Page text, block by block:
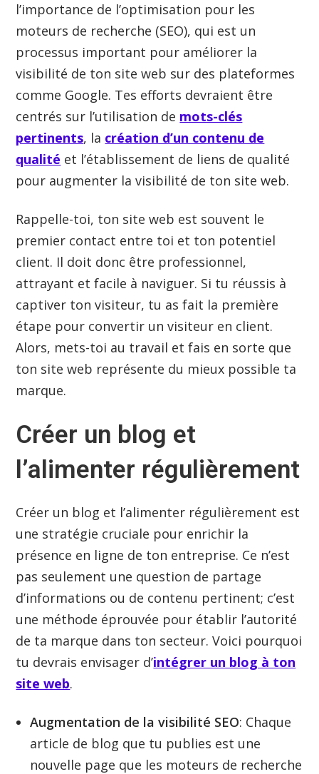
l’importance de l’optimisation pour les
moteurs de recherche (SEO), qui est un
processus important pour améliorer la
visibilité de ton site web sur des plateformes
comme Google. Tes efforts devraient être
centrés sur l’utilisation de mots-clés
pertinents, la création d’un contenu de
qualité et l’établissement de liens de qualité
pour augmenter la visibilité de ton site web.
Rappelle-toi, ton site web est souvent le
premier contact entre toi et ton potentiel
client. Il doit donc être professionnel,
attrayant et facile à naviguer. Si tu réussis à
captiver ton visiteur, tu as fait la première
étape pour convertir un visiteur en client.
Alors, mets-toi au travail et fais en sorte que
ton site web représente du mieux possible ta
marque.
Créer un blog et
l’alimenter régulièrement
Créer un blog et l’alimenter régulièrement est
une stratégie cruciale pour enrichir la
présence en ligne de ton entreprise. Ce n’est
pas seulement une question de partage
d’informations ou de contenu pertinent; c’est
une méthode éprouvée pour établir l’autorité
de ta marque dans ton secteur. Voici pourquoi
tu devrais envisager d’intégrer un blog à ton
site web.
Augmentation de la visibilité SEO: Chaque
article de blog que tu publies est une
nouvelle page que les moteurs de recherche